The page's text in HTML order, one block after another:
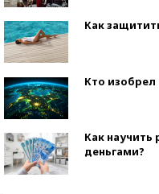
Как
Кто изобрел
Как научить
деньгами?